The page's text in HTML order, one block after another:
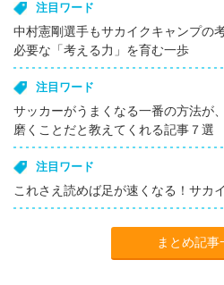
注目ワード
中村憲剛選手もサカイクキャンプ
必要な「考える力」を育む一歩
注目ワード
サッカーがうまくなる一番の方法が
磨くことだと教えてくれる記事７選
注目ワード
これさえ読めば足が速くなる！サカ
まとめ記事